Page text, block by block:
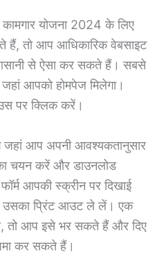
कामगार योजना 2024 के लिए
तो आप आधिकारिक वेबसाइट
से ऐसा कर सकते हैं। सबसे
आपको होमपेज मिलेगा।
पर क्लिक करें।
आप अपनी आवश्यकतानुसार
चयन करें और डाउनलोड
आपकी स्क्रीन पर दिखाई
उसका प्रिंट आउट ले लें। एक
तो आप इसे भर सकते हैं और दिए
कर सकते हैं।